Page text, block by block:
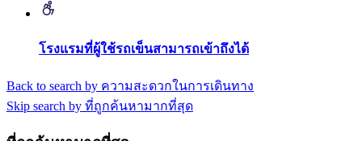
โรงแรมที่ผู้ใช้รถเข็นสามารถเข้าถึงได้
Back to search by ความสะดวกในการเดินทาง
Skip search by ที่ถูกค้นหามากที่สุด